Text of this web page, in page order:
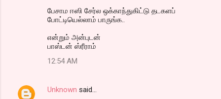
பேசாம ஈஸி சேர்ல ஒக்காந்துகிட்டு தடகளப்
போட்டியெல்லாம் பாருங்க..
என்றும் அன்புடன்
பாஸ்டன் ஸ்ரீராம்
12:54 AM
Unknown said…